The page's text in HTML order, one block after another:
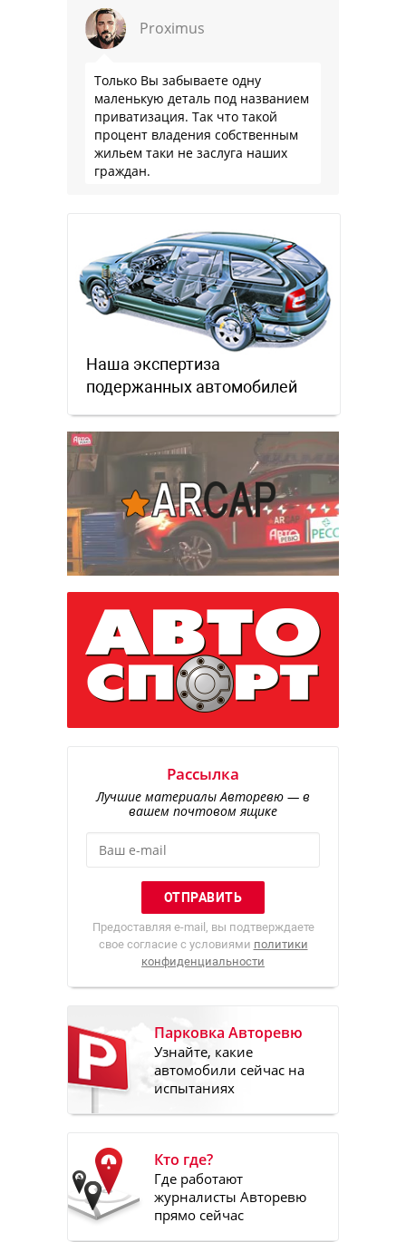
Proximus
Только Вы забываете одну
маленькую деталь под названием
приватизация. Так что такой
процент владения собственным
жильем таки не заслуга наших
граждан.
Наша экспертиза
подержанных автомобилей
Рассылка
Лучшие материалы Авторевю — в
вашем почтовом ящике
Предоставляя e-mail, вы подтверждаете
свое согласие с условиями политики
конфиденциальности
Парковка Авторевю
Узнайте, какие
автомобили сейчас на
испытаниях
Кто где?
Где работают
журналисты Авторевю
прямо сейчас